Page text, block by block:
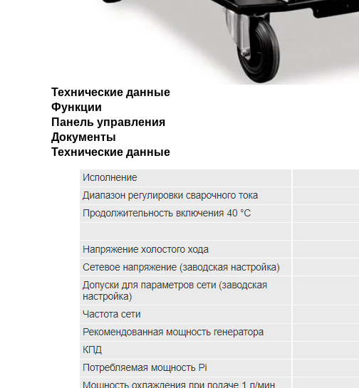
Технические данные
Функции
Панель управления
Документы
Технические данные